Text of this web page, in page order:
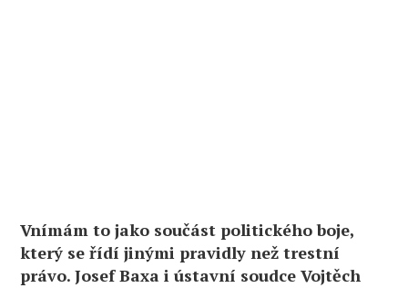
Vnímám to jako součást politického boje,
který se řídí jinými pravidly než trestní
právo. Josef Baxa i ústavní soudce Vojtěch